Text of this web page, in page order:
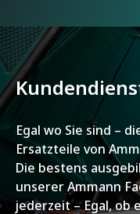
Egal wo Sie sind –
Ersatzteile von
Die bestens
unserer Ammann
jederzeit – Egal, ob